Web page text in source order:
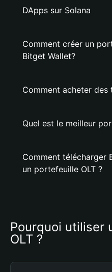
DApps sur Solana
Comment créer un
Bitget Wallet?
Comment acheter des
Quel est le meilleur
Comment télécharger
un portefeuille OLT ?
Pourquoi utiliser
OLT ?